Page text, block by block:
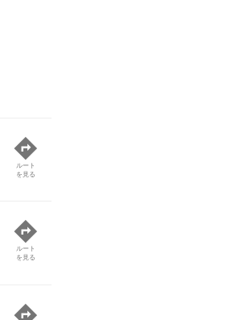
ルート
を見る
ルート
を見る